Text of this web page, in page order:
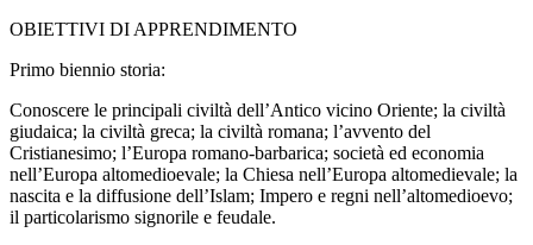
OBIETTIVI DI APPRENDIMENTO
Primo biennio storia:
Conoscere le principali civiltà dell’Antico vicino Oriente; la civiltà
giudaica; la civiltà greca; la civiltà romana; l’avvento del
Cristianesimo; l’Europa romano-barbarica; società ed economia
nell’Europa altomedioevale; la Chiesa nell’Europa altomedievale; la
nascita e la diffusione dell’Islam; Impero e regni nell’altomedioevo;
il particolarismo signorile e feudale.